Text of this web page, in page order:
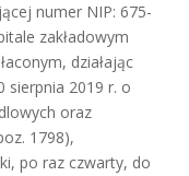
numer NIP: 675-
zakładowym
działając
sierpnia 2019 r. o
oraz
1798),
po raz czwarty, do